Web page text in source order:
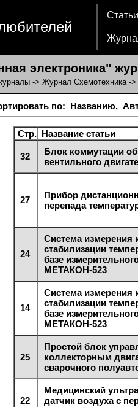
Статьи
электроника"
-> Журнал Схемотехника->
по: Названию,
Стр. Название статьи
32
Блок коммутации
вентильного
27
Прибор
перепада
24
Система измерения
стабилизации
базе
МЕТАКОН-523
14
Система измерения
стабилизации
базе
МЕТАКОН-523
25
Простой блок
коллекторным
сварочного
22
Медицинский
датчик воздуха с